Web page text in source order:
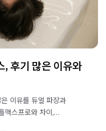
, 후기 많은 이유와
이유를 듀얼 파장과
맥스프로와 차이,